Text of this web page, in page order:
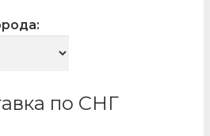
по СНГ